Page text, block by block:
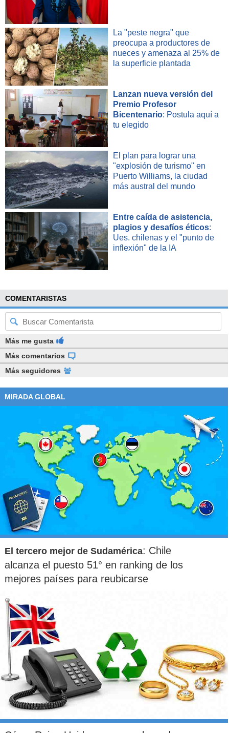
La "peste negra" que
preocupa a productores de
nueces y amenaza al 25% de
la superficie plantada
Lanzan nueva versión del
Premio Profesor
Bicentenario: Postula aquí a
tu elegido
El plan para lograr una
"explosión de turismo" en
Puerto Williams, la ciudad
más austral del mundo
Entre caída de asistencia,
plagios y desafíos éticos:
Ues. chilenas y el "punto de
inflexión" de la IA
COMENTARISTAS
Más me gusta
Más comentarios
Más seguidores
MIRADA GLOBAL
El tercero mejor de Sudamérica: Chile
alcanza el puesto 51° en ranking de los
mejores países para reubicarse